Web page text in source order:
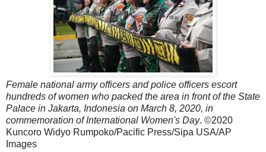
Female national army officers and police officers escort
hundreds of women who packed the area in front of the State
Palace in Jakarta, Indonesia on March 8, 2020, in
commemoration of International Women's Day. ©2020
Kuncoro Widyo Rumpoko/Pacific Press/Sipa USA/AP
Images